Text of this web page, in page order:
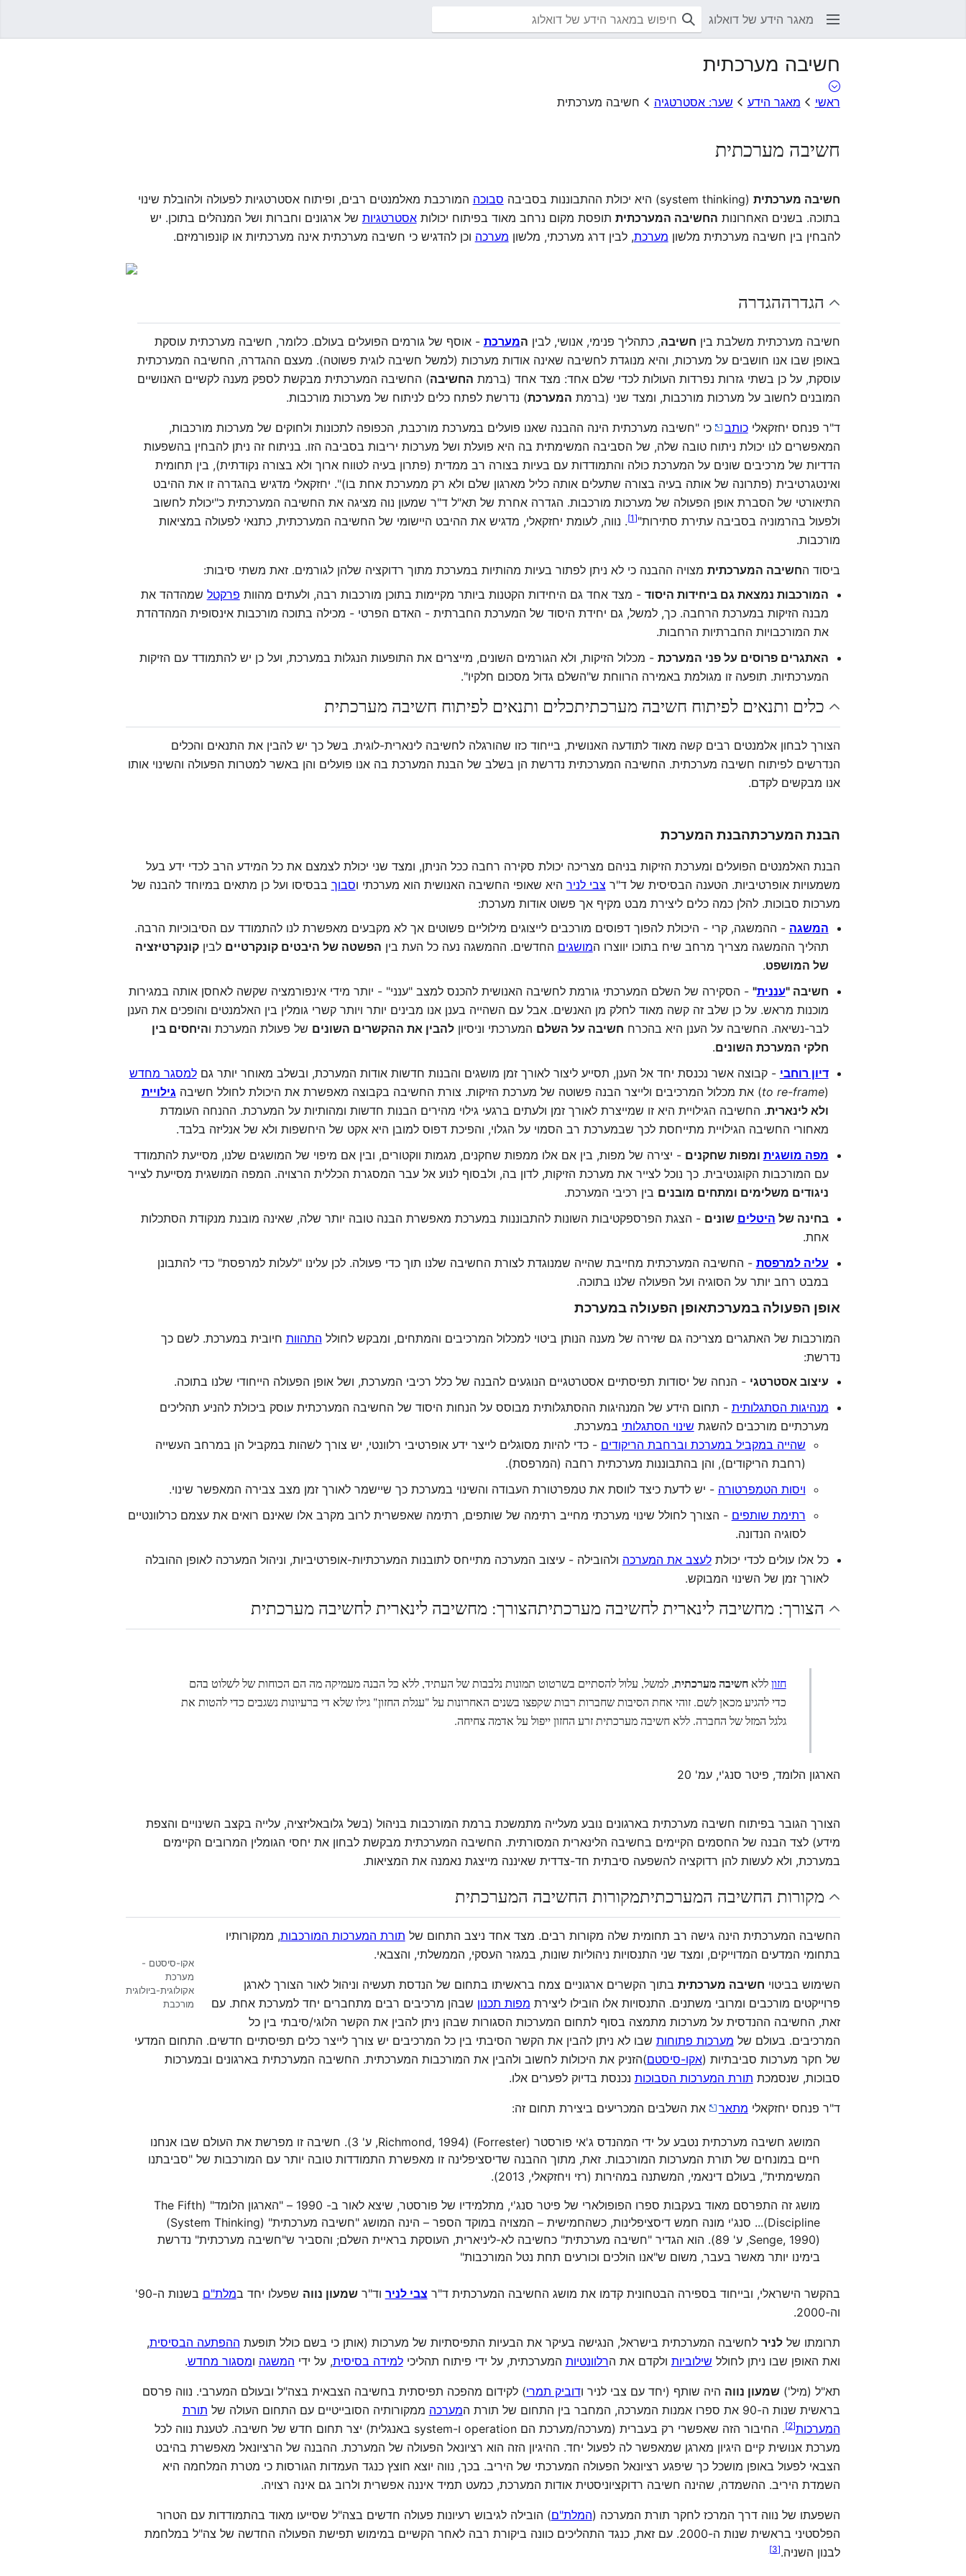
מאגר הידע של דואלוג
חשיבה מערכתית
ראשי מאגר הידע שער: אסטרטגיה חשיבה מערכתית
חשיבה מערכתית
חשיבה מערכתית (system thinking) היא יכולת ההתבוננות בסביבה סבוכה המורכבת מאלמנטים רבים, ופיתוח אסטרטגיות לפעולה ולהובלת שינוי
בתוכה. בשנים האחרונות החשיבה המערכתית תופסת מקום נרחב מאוד בפיתוח יכולותאסטרטגיות של ארגונים וחברות ושל המנהלים בתוכן. יש
להבחין בין חשיבה מערכתית מלשון מערכת, לבין דרג מערכתי, מלשון מערכה וכן להדגיש כי חשיבה מערכתית אינה מערכתיות או קונפורמיזם.
הגדרההגדרה
חשיבה מערכתית משלבת בין חשיבה, כתהליך פנימי, אנושי, לבין המערכת - אוסף של גורמים הפועלים בעולם. כלומר, חשיבה מערכתית עוסקת
באופן שבו אנו חושבים על מערכות, והיא מנוגדת לחשיבה שאינה אודות מערכות (למשל חשיבה לוגית פשוטה). מעצם ההגדרה, החשיבה המערכתית
עוסקת, על כן בשתי גזרות נפרדות העולות לכדי שלם אחד: מצד אחד (ברמת החשיבה) החשיבה המערכתית מבקשת לספק מענה לקשיים האנושיים
המובנים לחשוב על מערכות מורכבות, ומצד שני (ברמת המערכת) נדרשת לפתח כלים לניתוח של מערכות מורכבות.
ד"ר פנחס יחזקאליכותב
כי "חשיבה מערכתית הינה ההבנה שאנו פועלים במערכת מורכבת, הכפופה לתכונות ולחוקים של מערכות מורכבות,
המאפשרים לנו יכולת ניתוח טובה שלה, של הסביבה המשימתית בה היא פועלת ושל מערכות יריבות בסביבה הזו. בניתוח זה ניתן להבחין בהשפעות
הדדיות של מרכיבים שונים על המערכת כולה והתמודדות עם בעיות בצורה רב ממדית (פתרון בעיה לטווח ארוך ולא בצורה נקודתית), בין תחומית
ואינטגרטיבית (פתרונה של אותה בעיה בצורה שתעלים אותה כליל מארגון שלם ולא רק ממערכת אחת בו)". יחזקאלי מדגיש בהגדרה זו את ההיבט
התיאורטי של הסברת אופן הפעולה של מערכות מורכבות. הגדרה אחרת של תא"ל ד"ר שמעון נוה מציגה את החשיבה המערכתית כ"יכולת לחשוב
ולפעול בהרמוניה בסביבה עתירת סתירות"[
1
]. נווה, לעומת יחזקאלי, מדגיש את ההיבט היישומי של החשיבה המערכתית, כתנאי לפעולה במציאות
מורכבות.
ביסוד החשיבה המערכתית מצויה ההבנה כי לא ניתן לפתור בעיות מהותיות במערכת מתוך רדוקציה שלהן לגורמים. זאת משתי סיבות:
המורכבות נמצאת גם ביחידות היסוד - מצד אחד גם היחידות הקטנות ביותר מקיימות בתוכן מורכבות רבה, ולעתים מהוות פרקטל שמהדהד את
מבנה הזיקות במערכת הרחבה. כך, למשל, גם יחידת היסוד של המערכת החברתית - האדם הפרטי - מכילה בתוכה מורכבות אינסופית המהדהדת
את המורכבויות החברתיות הרחבות.
האתגרים פרוסים על פני המערכת - מכלול הזיקות, ולא הגורמים השונים, מייצרים את התופעות הנגלות במערכת, ועל כן יש להתמודד עם הזיקות
המערכתיות. תופעה זו מגולמת באמירה הרווחת ש"השלם גדול מסכום חלקיו".
כלים ותנאים לפיתוח חשיבה מערכתיתכלים ותנאים לפיתוח חשיבה מערכתית
הצורך לבחון אלמנטים רבים קשה מאוד לתודעה האנושית, בייחוד כזו שהורגלה לחשיבה לינארית-לוגית. בשל כך יש להבין את התנאים והכלים
הנדרשים לפיתוח חשיבה מערכתית. החשיבה המערכתית נדרשת הן בשלב של הבנת המערכת בה אנו פועלים והן באשר למטרות הפעולה והשינוי אותו
אנו מבקשים לקדם.
הבנת המערכתהבנת המערכת
הבנת האלמנטים הפועלים ומערכת הזיקות בניהם מצריכה יכולת סקירה רחבה ככל הניתן, ומצד שני יכולת לצמצם את כל המידע הרב לכדי ידע בעל
משמעויות אופרטיביות. הטענה הבסיסית של ד"ר צבי לניר היא שאופי החשיבה האנושית הוא מערכתי וסבוך בבסיסו ועל כן מתאים במיוחד להבנה של
מערכות סבוכות. להלן כמה כלים ליצירת מבט מקיף אך פשוט אודות מערכת:
המשגה - ההמשגה, קרי - היכולת להפוך דפוסים מורכבים לייצוגים מילוליים פשוטים אך לא מקבעים מאפשרת לנו להתמודד עם הסיבוכיות הרבה.
תהליך ההמשגה מצריך מרחב שיח בתוכו יווצרו המושגים החדשים. ההמשגה נעה כל העת בין הפשטה של היבטים קונקרטיים לביןקונקרטיזציה
של המושפט.
חשיבה "עננית" - הסקירה של השלם המערכתי גורמת לחשיבה האנושית להכנס למצב "ענני" - יותר מידי אינפורמציה שקשה לאחסן אותה במגירות
מוכנות מראש. על כן שלב זה קשה מאוד לחלק מן האנשים. אבל עם השהייה בענן אנו מבינים יותר ויותר קשרי גומלין בין האלמנטים והופכים את הענן
לבר-נשיאה. החשיבה על הענן היא בהכרח חשיבה על השלם המערכתי וניסיוןלהבין את ההקשרים השונים של פעולת המערכת והיחסים בין
חלקי המערכת השונים.
דיון רוחבי - קבוצה אשר נכנסת יחד אל הענן, תסייע ליצור לאורך זמן מושגים והבנות חדשות אודות המערכת, ובשלב מאוחר יותר גםלמסגר מחדש
(
to re-frame) את מכלול המרכיבים ולייצר הבנה פשוטה של מערכת הזיקות. צורת החשיבה בקבוצה מאפשרת את היכולת לחולל חשיבה גילויית
ולא לינארית. החשיבה הגילויית היא זו שמייצרת לאורך זמן ולעתים ברגעי גילוי מהירים הבנות חדשות ומהותיות על המערכת. ההנחה העומדת
מאחורי החשיבה הגילויית מתייחסת לכך שבמערכת רב הסמוי על הגלוי, והפיכת דפוס למובן היא אקט של היחשפות ולא של אנליזה בלבד.
מפה מושגית ומפות שחקנים - יצירה של מפות, בין אם אלו ממפות שחקנים, מגמות ווקטורים, ובין אם מיפוי של המושגים שלנו, מסייעת להתמודד
עם המורכבות הקוגנטיבית. כך נוכל לצייר את מערכת הזיקות, לדון בה, ולבסוף לנוע אל עבר המסגרת הכללית הרצויה. המפה המושגית מסייעת לצייר
ניגודים משלימים ומתחים מובנים בין רכיבי המערכת.
בחינה של היטלים שונים - הצגת הפרספקטיבות השונות להתבוננות במערכת מאפשרת הבנה טובה יותר שלה, שאינה מובנת מנקודת הסתכלות
אחת.
עליה למרפסת - החשיבה המערכתית מחייבת שהייה שמנוגדת לצורת החשיבה שלנו תוך כדי פעולה. לכן עלינו "לעלות למרפסת" כדי להתבונן
במבט רחב יותר על הסוגיה ועל הפעולה שלנו בתוכה.
אופן הפעולה במערכתאופן הפעולה במערכת
המורכבות של האתגרים מצריכה גם שזירה של מענה הנותן ביטוי למכלול המרכיבים והמתחים, ומבקש לחולל התהוות חיובית במערכת. לשם כך
נדרשת:
עיצוב אסטרטגי - הנחה של יסודות תפיסתיים אסטרטגיים הנוגעים להבנה של כלל רכיבי המערכת, ושל אופן הפעולה הייחודי שלנו בתוכה.
מנהיגות הסתגלותית - תחום הידע של המנהיגות ההסתגלותית מבוסס על הנחות היסוד של החשיבה המערכתית עוסק ביכולת להניע תהליכים
מערכתיים מורכבים להשגת שינוי הסתגלותי במערכת.
שהייה במקביל במערכת וברחבת הריקודים - כדי להיות מסוגלים לייצר ידע אופרטיבי רלוונטי, יש צורך לשהות במקביל הן במרחב העשייה
(רחבת הריקודים), והן בהתבוננות מערכתית רחבה (המרפסת).
ויסות הטמפרטורה - יש לדעת כיצד לווסת את טמפרטורת העבודה והשינוי במערכת כך שיישמר לאורך זמן מצב צבירה המאפשר שינוי.
רתימת שותפים - הצורך לחולל שינוי מערכתי מחייב רתימה של שותפים, רתימה שאפשרית לרוב מקרב אלו שאינם רואים את עצמם כרלוונטיים
לסוגיה הנדונה.
כל אלו עולים לכדי יכולתלעצב את המערכה ולהובילה - עיצוב המערכה מתייחס לתובנות המערכתיות-אופרטיביות, וניהול המערכה לאופן ההובלה
לאורך זמן של השינוי המבוקש.
הצורך: מחשיבה לינארית לחשיבה מערכתיתהצורך: מחשיבה לינארית לחשיבה מערכתית
חזוןללאחשיבה מערכתית, למשל, עלול להסתיים בשרטוט תמונות נלבבות של העתיד, ללא כל הבנה מעמיקה מה הם הכוחות של לשלוט בהם
כדי להגיע מכאן לשם. זוהי אחת הסיבות שחברות רבות שקפצו בשנים האחרונות על "עגלת החזון" גילו שלא די ברעיונות נשגבים כדי להטות את
גלגל המזל של החברה. ללא חשיבה מערכתית זרע החזון ייפול על אדמה צחיחה.
הארגון הלומד, פיטר סנג'י, עמ' 20
הצורך הגובר בפיתוח חשיבה מערכתית בארגונים נובע מעלייה מתמשכת ברמת המורכבות בניהול (בשל גלובאליזציה, עלייה בקצב השינויים והצפת
מידע) לצד הבנה של החסמים הקיימים בחשיבה הלינארית המסורתית. החשיבה המערכתית מבקשת לבחון את יחסי הגומלין המרובים הקיימים
במערכת, ולא לעשות להן רדוקציה להשפעה סיבתית חד-צדדית שאיננה מייצגת נאמנה את המציאות.
מקורות החשיבה המערכתיתמקורות החשיבה המערכתית
אקו-סיסטם -
מערכת
אקולוגית-ביולוגית
מורכבת
החשיבה המערכתית הינה גישה רב תחומית שלה מקורות רבים. מצד אחד ניצב התחום של תורת המערכות המורכבות, ממקורותיו
בתחומי המדעים המדוייקים, ומצד שני התנסויות ניהוליות שונות, במגזר העסקי, הממשלתי, והצבאי.
השימוש בביטוי חשיבה מערכתית בתוך הקשרים ארגוניים צמח בראשיתו בתחום של הנדסת תעשיה וניהול לאור הצורך לארגן
פרוייקטים מורכבים ומרובי משתנים. התנסויות אלו הובילו ליצירת מפות תכנון שבהן מרכיבים רבים מתחברים יחד למערכת אחת. עם
זאת, החשיבה ההנדסית על מערכות מתמצה בסוף לתחום המערכות הסגורות שבהן ניתן להבין את הקשר הלוגי/סיבתי בין כל
המרכיבים. בעולם של מערכות פתוחות שבו לא ניתן להבין את הקשר הסיבתי בין כל המרכיבים יש צורך לייצר כלים תפיסתיים חדשים. התחום המדעי
של חקר מערכות סביבתיות (אקו-סיסטם)הזניק את היכולות לחשוב ולהבין את המורכבות המערכתית. החשיבה המערכתית בארגונים ובמערכות
סבוכות, שנסמכת תורת המערכות הסבוכות נכנסת בדיוק לפערים אלו.
ד"ר פנחס יחזקאלי מתאר את השלבים המכריעים ביצירת תחום זה:
המושג חשיבה מערכתית נטבע על ידי המהנדס ג'אי פורסטר (Forrester) (Richmond, 1994, ע' 3). חשיבה זו מפרשת את העולם שבו אנחנו
חיים במונחים של תורת המערכות המורכבות. זאת, מתוך ההבנה שדיסציפלינה זו מאפשרת התמודדות טובה יותר עם המורכבות של "סביבתנו
המשימתית", בעולם דינאמי, המשתנה במהירות (רזי ויחזקאלי, 2013).
מושג זה התפרסם מאוד בעקבות ספרו הפופולארי של פיטר סנג'י, מתלמידיו של פורסטר, שיצא לאור ב- 1990 – "הארגון הלומד" (The Fifth
Discipline)... סנג'י מונה חמש דיסציפלינות, כשהחמישית – המצויה במוקד הספר – הינה המושג "חשיבה מערכתית" (System Thinking)
(Senge, 1990, ע' 89). הוא הגדיר "חשיבה מערכתית" כחשיבה לא-ליניארית, העוסקת בראיית השלם; והסביר ש"חשיבה מערכתית" נדרשת
בימינו יותר מאשר בעבר, משום ש"אנו הולכים וכורעים תחת נטל המורכבות"
בהקשר הישראלי, ובייחוד בספירה הבטחונית קדמו את מושג החשיבה המערכתית ד"ר צבי לניר וד"רשמעון נווה שפעלו יחד במלת"ם
בשנות ה-90'
וה-2000.
תרומתו שללניר לחשיבה המערכתית בישראל, הנגישה בעיקר את הבעיות התפיסתיות של מערכות (אותן כי בשם כולל תופעת ההפתעה הבסיסית,
ואת האופן שבו ניתן לחולל שילוביות ולקדם את הרלוונטיות המערכתית, על ידי פיתוח תהליכילמידה בסיסית, על ידי המשגה ומסגור מחדש.
תא"ל (מיל')שמעון נווה היה שותף (יחד עם צבי לניר ודוביק תמרי) לקידום מהפכה תפיסתית בחשיבה הצבאית בצה"ל ובעולם המערבי. נווה פרסם
בראשית שנות ה-90 את ספרו אמנות המערכה, המחבר בין התחום של תורת ה
מערכה ממקורותיה הסובייטיים עם התחום העולה של תורת
המערכות[
2
]
. החיבור הזה שאפשרי רק בעברית (מערכה/מערכת הם operation ו-system באנגלית) יצר תחום חדש של חשיבה. לטענת נווה לכל
מערכת אנושית קיים היגיון מארגן שמאפשר לה לפעול יחד. ההיגיון הזה הוא רציונאל הפעולה של המערכת. ההבנה של הרציונאל מאפשרת בהיבט
הצבאי לפעול באופן מושכל כך שיפגע רציונאל הפעולה המערכתי של היריב. בכך, נווה יוצא חוצץ כנגד העמדות הגורסות כי מטרת המלחמה היא
השמדת היריב. ההשמדה, שהינה חשיבה רדוקציוניסטית אודות המערכת, כמעט תמיד איננה אפשרית ולרוב גם אינה רצויה.
השפעתו של נווה דרך המרכז לחקר תורת המערכה (המלת"ם) הובילה לגיבוש רעיונות פעולה חדשים בצה"ל שסייעו מאוד בהתמודדות עם הטרור
הפלסטיני בראשית שנות ה-2000. עם זאת, כנגד התהליכים כוונה ביקורת רבה לאחר הקשיים במימוש תפישת הפעולה החדשה של צה"ל במלחמת
לבנון השניה.[
3
]